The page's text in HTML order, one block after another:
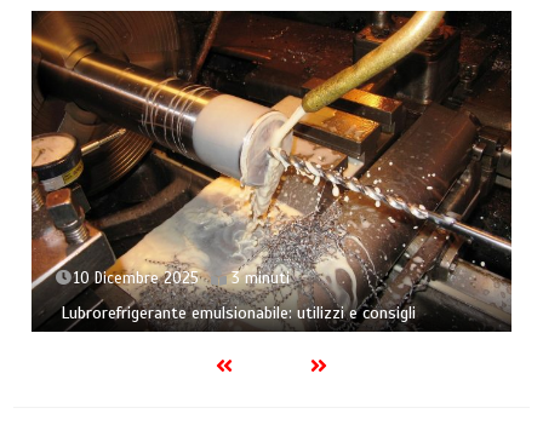
10 Dicembre 2025 3 minuti
Lubrorefrigerante emulsionabile: utilizzi e consigli